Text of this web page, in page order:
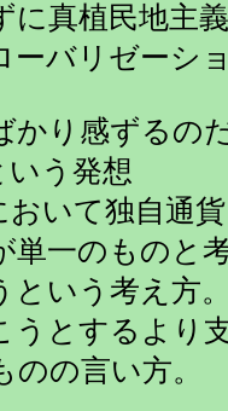
に真植民地主
ーバリゼーシ
かり感ずるの
いう発想
おいて独自通
一のものと
という考え方
うとするより
の言い方。